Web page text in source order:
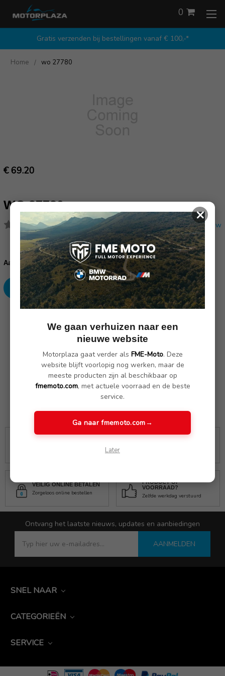
Gratis verzenden bij bestellingen vanaf € 100,-*
0
Home wo 27780
€ 69.20
WO 27780
(Nog geen reviews) Schrijf een review
Huidige
voorraad:
Aantal:
Verhoog
aantallen:
Verlaag
aantallen:
51257681202
VEILIG ONLINE BETALEN
Zorgeloos online bestellen
PRODUCT OP
VOORRAAD?
Zelfde werkdag verstuurd
Ontvang het laatste nieuws, updates en aanbiedingen
AANMELDEN
SNEL NAAR
CATEGORIEËN
SERVICE
×
We gaan verhuizen naar een
nieuwe website
Motorplaza gaat verder als FME-Moto. Deze
website blijft voorlopig nog werken, maar de
meeste producten zijn al beschikbaar op
fmemoto.com, met actuele voorraad en de beste
service.
Ga naar fmemoto.com→
Later